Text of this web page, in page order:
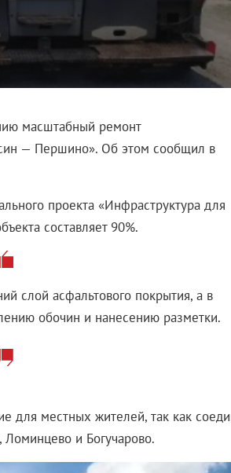
масштабный ремонт
— Першино». Об этом сообщил в
проекта «Инфраструктура для
составляет 90%.
слой асфальтового покрытия, а в
обочин и нанесению разметки.
для местных жителей, так как
и Богучарово.